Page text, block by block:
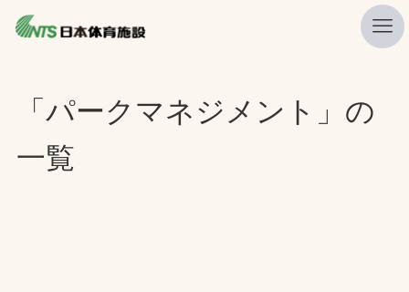
プレスリリース
「パークマネジメント」の
一覧